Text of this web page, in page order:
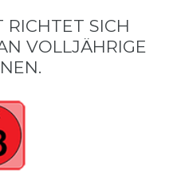
0
0,00 EUR
RICHTET SICH
VOLLJÄHRIGE P